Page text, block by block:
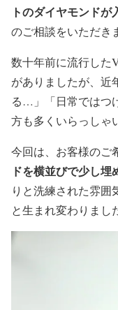
トのダイヤモンド
のご相談をいただき
数十年前に流行した
がありましたが、近
る…」「日常ではつ
方も多くいらっしゃ
今回は、お客様のご
ドを横並びで少し
りと洗練された雰囲
と生まれ変わりまし